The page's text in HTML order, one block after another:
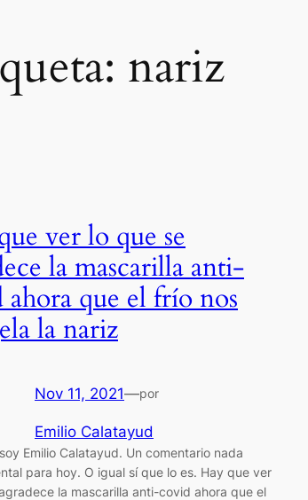
nariz
ver lo que se
la mascarilla anti-
ahora que el frío nos
la nariz
Nov 11, 2021—por
Emilio Calatayud
Emilio Calatayud. Un comentario nada
para hoy. O igual sí que lo es. Hay que ver
la mascarilla anti-covid ahora que el